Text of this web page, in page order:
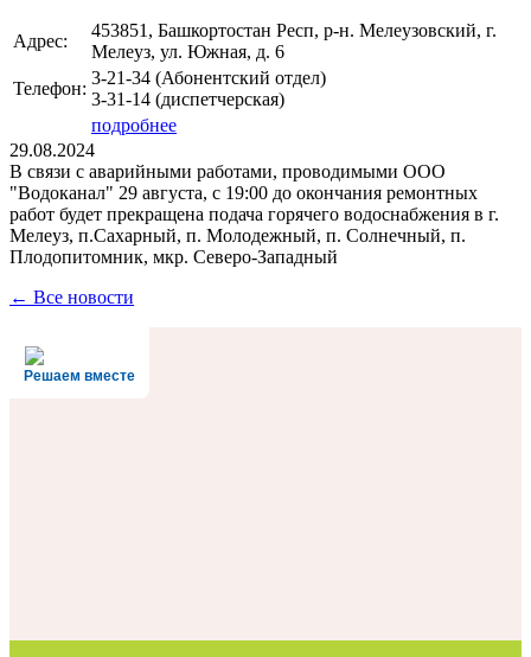
Адрес:
453851, Башкортостан Респ, р-н. Мелеузовский, г.
Мелеуз, ул. Южная, д. 6
Телефон:
3-21-34 (Абонентский отдел)
3-31-14 (диспетчерская)
подробнее
29.08.2024
В связи с аварийными работами, проводимыми ООО
"Водоканал" 29 августа, с 19:00 до окончания ремонтных
работ будет прекращена подача горячего водоснабжения в г.
Мелеуз, п.Сахарный, п. Молодежный, п. Солнечный, п.
Плодопитомник, мкр. Северо-Западный
← Все новости
Решаем вместе